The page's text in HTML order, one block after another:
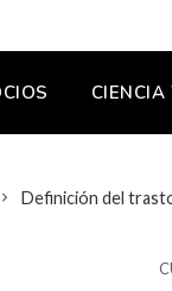
CIENCIA
Definición del